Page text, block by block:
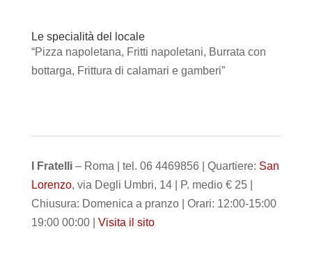
Le specialità del locale
“Pizza napoletana, Fritti napoletani, Burrata con
bottarga, Frittura di calamari e gamberi”
I Fratelli– Roma | tel. 06 4469856 | Quartiere: San
Lorenzo, via Degli Umbri, 14 | P. medio € 25 |
Chiusura: Domenica a pranzo | Orari: 12:00-15:00
19:00 00:00 | Visita il sito